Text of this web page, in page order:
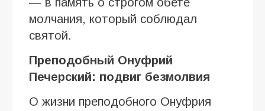
молчания, который соблюдал
святой.
Преподобный Онуфрий
Печерский: подвиг безмолвия
О жизни преподобного Онуфрия